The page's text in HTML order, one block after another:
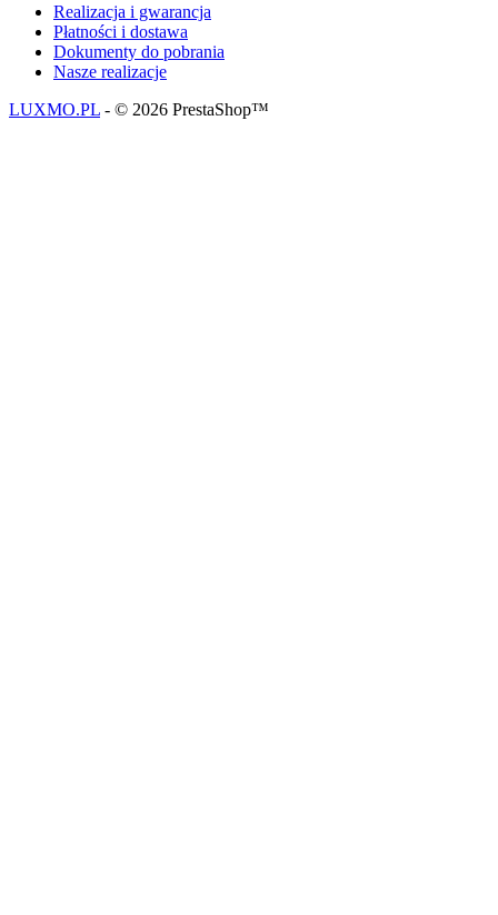
Realizacja i gwarancja
Płatności i dostawa
Dokumenty do pobrania
Nasze realizacje
LUXMO.PL - © 2026 PrestaShop™